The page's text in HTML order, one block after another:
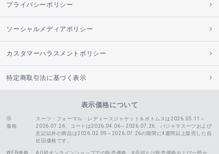
プライバシーポリシー
ソーシャルメディアポリシー
カスタマーハラスメントポリシー
特定商取引法に基づく表示
表示価格について
価格
スーツ・フォーマル・レディースジャケット＆ボトムスは2026.05.11～
2026.07.26、コートは2026.04.06～2026.07.26、
パジャマスーツおよび
左記以外の商品は2026.02.09～2026.07.26の期間に4週間以上販売した自
社旧価格です。
WEB価格 AOKIオンラインショップでの販売価格。※店頭とは販売価格および一部セ